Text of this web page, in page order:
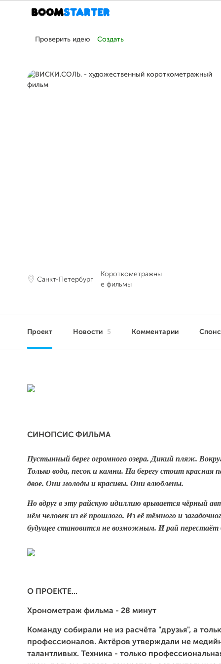
Проверить идею Создать
Санкт-Петербург
Короткометражны
е фильмы
Проект Новости 5 Комментарии
СИНОПСИС ФИЛЬМА
Пустынный берег огромного озера. Дикий пляж.
Только вода, песок и камни. На берегу стоит красная
двое. Они молоды и красивы. Они влюблены.
Но вдруг в эту райскую идиллию врывается чёрный
нём человек из её прошлого. Из её тёмного и
будущее становится не возможным. И рай
О ПРОЕКТЕ...
Хронометраж фильма - 28 минут
Команду собирали не из расчёта "друзья", а
профессионалов. Актёров утверждали не
талантливых. Техника - только